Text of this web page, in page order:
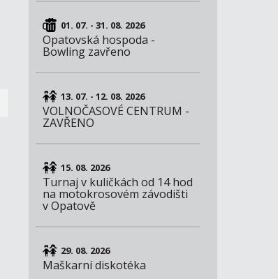
01. 07. - 31. 08. 2026
Opatovská hospoda -
Bowling zavřeno
13. 07. - 12. 08. 2026
VOLNOČASOVÉ CENTRUM -
ZAVŘENO
15. 08. 2026
Turnaj v kuličkách od 14 hod
na motokrosovém závodišti
v Opatově
29. 08. 2026
Maškarní diskotéka